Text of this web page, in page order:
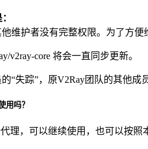
维护者没有完整权限。为了方便
v2ray-core 将会一直同步更新。
“失踪”，原V2Ray团队的其他
用吗？
理，可以继续使用，也可以按照